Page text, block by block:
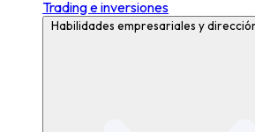
Trading e inversiones
Habilidades empresariales y